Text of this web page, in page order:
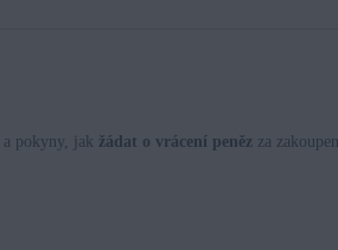
a pokyny, jak žádat o vrácení peněz za